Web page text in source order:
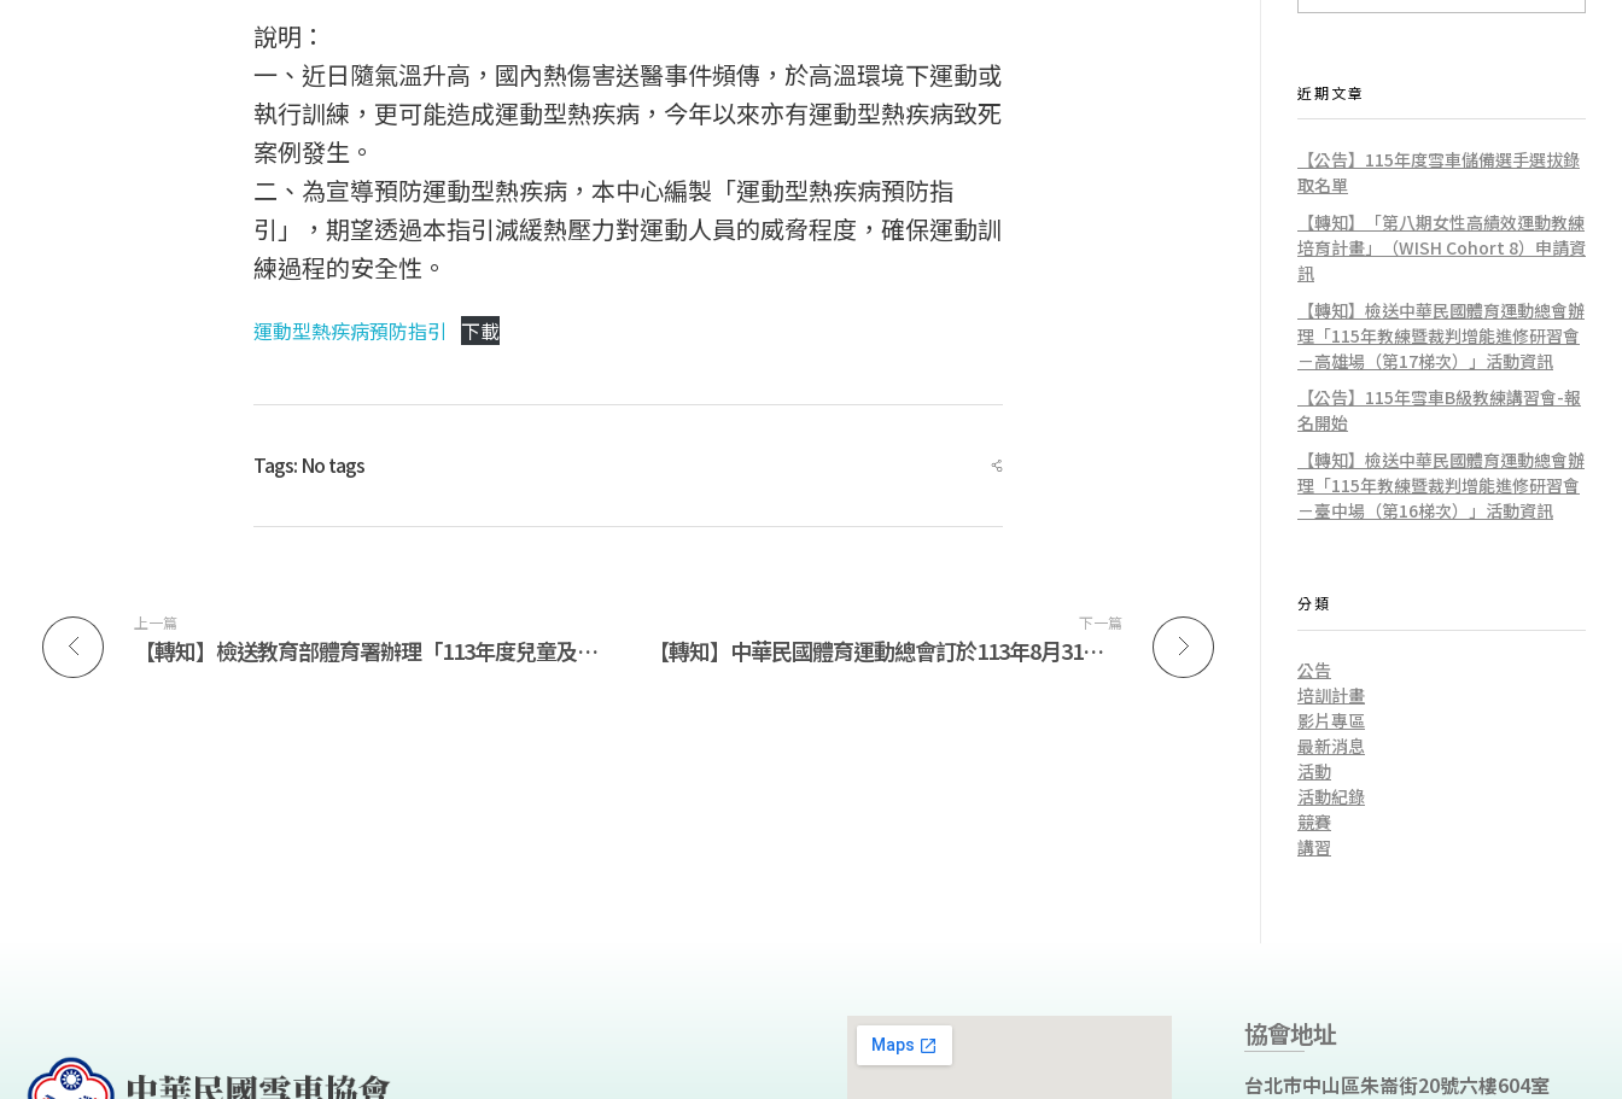
送
國
家
運
動
科
中
說明：
一、近日隨氣溫升高，國內熱傷害送醫事件頻傳，於高溫環境下運動或
執行訓練，更可能造成運動型熱疾病，今年以來亦有運動型熱疾病致死
案例發生。
二、為宣導預防運動型熱疾病，本中心編製「運動型熱疾病預防指
引」，期望透過本指引減緩熱壓力對運動人員的威脅程度，確保運動訓
練過程的安全性。
運動型熱疾病預防指引 下載
Tags: No tags
上一篇
【轉知】檢送教育部體育署辦理「113年度兒童及少年運動教練知能(試辦)研習課程」簡章資料，請依說明事項踴躍報名參加
下一篇
【轉知】中華民國體育運動總會訂於113年8月31日至9月1日假輔仁大學辦理「113年教練暨裁判增能進修研習會(第9梯次)，請踴躍參加。
近期文章
【公告】115年度雪車儲備選手選拔錄
取名單
【轉知】「第八期女性高績效運動教練
培育計畫」（WISH Cohort 8）申請資
訊
【轉知】檢送中華民國體育運動總會辦
理「115年教練暨裁判增能進修研習會
－高雄場（第17梯次）」活動資訊
【公告】115年雪車B級教練講習會-報
名開始
【轉知】檢送中華民國體育運動總會辦
理「115年教練暨裁判增能進修研習會
－臺中場（第16梯次）」活動資訊
分類
公告
培訓計畫
影片專區
最新消息
活動
活動紀錄
競賽
講習
協會地址
台北市中山區朱崙街20號六樓604室